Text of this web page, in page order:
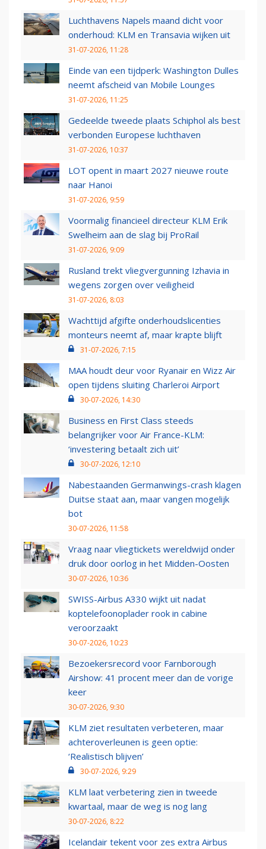
Luchthavens Napels maand dicht voor
onderhoud: KLM en Transavia wijken uit
31-07-2026, 11:28
Einde van een tijdperk: Washington Dulles
neemt afscheid van Mobile Lounges
31-07-2026, 11:25
Gedeelde tweede plaats Schiphol als best
verbonden Europese luchthaven
31-07-2026, 10:37
LOT opent in maart 2027 nieuwe route
naar Hanoi
31-07-2026, 9:59
Voormalig financieel directeur KLM Erik
Swelheim aan de slag bij ProRail
31-07-2026, 9:09
Rusland trekt vliegvergunning Izhavia in
wegens zorgen over veiligheid
31-07-2026, 8:03
Wachttijd afgifte onderhoudslicenties
monteurs neemt af, maar krapte blijft
31-07-2026, 7:15
MAA houdt deur voor Ryanair en Wizz Air
open tijdens sluiting Charleroi Airport
30-07-2026, 14:30
Business en First Class steeds
belangrijker voor Air France-KLM:
‘investering betaalt zich uit’
30-07-2026, 12:10
Nabestaanden Germanwings-crash klagen
Duitse staat aan, maar vangen mogelijk
bot
30-07-2026, 11:58
Vraag naar vliegtickets wereldwijd onder
druk door oorlog in het Midden-Oosten
30-07-2026, 10:36
SWISS-Airbus A330 wijkt uit nadat
koptelefoonoplader rook in cabine
veroorzaakt
30-07-2026, 10:23
Bezoekersrecord voor Farnborough
Airshow: 41 procent meer dan de vorige
keer
30-07-2026, 9:30
KLM ziet resultaten verbeteren, maar
achteroverleunen is geen optie:
‘Realistisch blijven’
30-07-2026, 9:29
KLM laat verbetering zien in tweede
kwartaal, maar de weg is nog lang
30-07-2026, 8:22
Icelandair tekent voor zes extra Airbus